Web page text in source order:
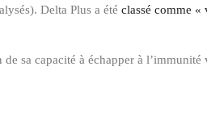
Delta Plus a été classé comme «
sa capacité à échapper à l’immunité